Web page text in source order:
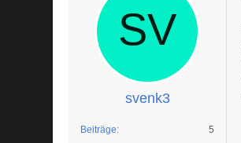
svenk3
Beiträge 5